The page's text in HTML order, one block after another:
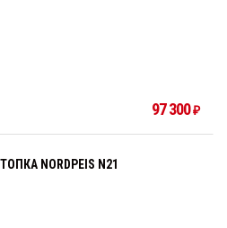
97 300₽
NORDPEIS N21